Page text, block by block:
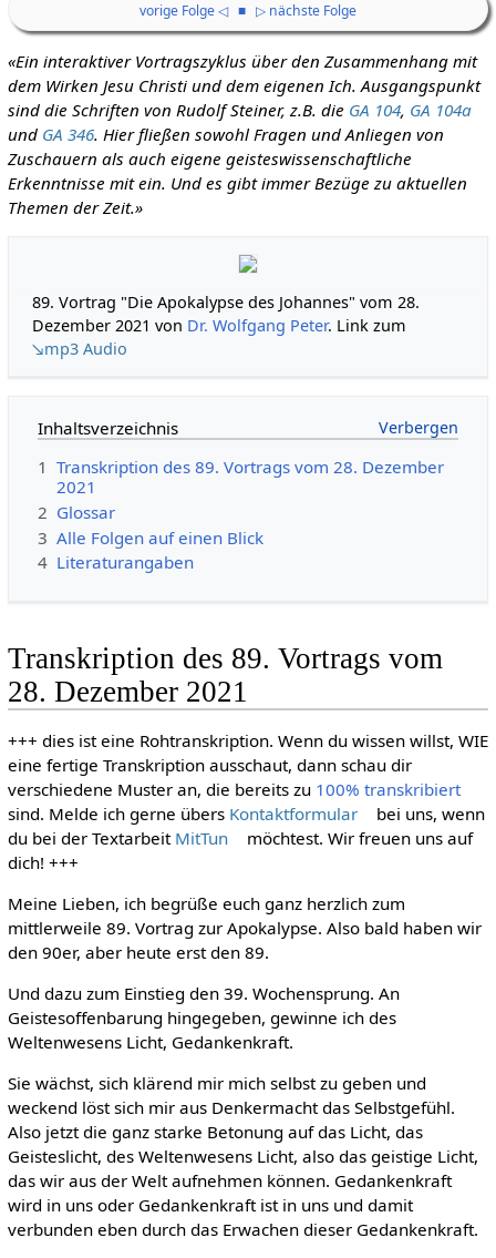
vorige Folge ◁ ■ ▷ nächste Folge
«Ein interaktiver Vortragszyklus über den Zusammenhang mit
dem Wirken Jesu Christi und dem eigenen Ich. Ausgangspunkt
sind die Schriften von Rudolf Steiner, z.B. die GA 104, GA 104a
und GA 346. Hier fließen sowohl Fragen und Anliegen von
Zuschauern als auch eigene geisteswissenschaftliche
Erkenntnisse mit ein. Und es gibt immer Bezüge zu aktuellen
Themen der Zeit.»
89. Vortrag "Die Apokalypse des Johannes" vom 28.
Dezember 2021 von Dr. Wolfgang Peter. Link zum
↘mp3 Audio
Inhaltsverzeichnis
1 Transkription des 89. Vortrags vom 28. Dezember
2021
2 Glossar
3 Alle Folgen auf einen Blick
4 Literaturangaben
Transkription des 89. Vortrags vom
28. Dezember 2021
+++ dies ist eine Rohtranskription. Wenn du wissen willst, WIE
eine fertige Transkription ausschaut, dann schau dir
verschiedene Muster an, die bereits zu 100% transkribiert
sind. Melde ich gerne übers Kontaktformular
bei uns, wenn
du bei der Textarbeit MitTun
möchtest. Wir freuen uns auf
dich! +++
Meine Lieben, ich begrüße euch ganz herzlich zum
mittlerweile 89. Vortrag zur Apokalypse. Also bald haben wir
den 90er, aber heute erst den 89.
Und dazu zum Einstieg den 39. Wochensprung. An
Geistesoffenbarung hingegeben, gewinne ich des
Weltenwesens Licht, Gedankenkraft.
Sie wächst, sich klärend mir mich selbst zu geben und
weckend löst sich mir aus Denkermacht das Selbstgefühl.
Also jetzt die ganz starke Betonung auf das Licht, das
Geisteslicht, des Weltenwesens Licht, also das geistige Licht,
das wir aus der Welt aufnehmen können. Gedankenkraft
wird in uns oder Gedankenkraft ist in uns und damit
verbunden eben durch das Erwachen dieser Gedankenkraft.